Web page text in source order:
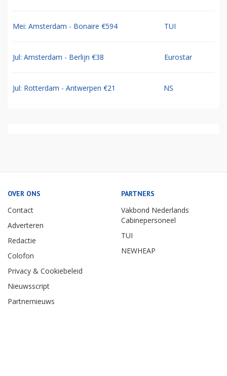
Mei: Amsterdam - Bonaire €594 TUI
Jul: Amsterdam - Berlijn €38 Eurostar
Jul: Rotterdam - Antwerpen €21 NS
OVER ONS
Contact
Adverteren
Redactie
Colofon
Privacy & Cookiebeleid
Nieuwsscript
Partnernieuws
PARTNERS
Vakbond Nederlands
Cabinepersoneel
TUI
NEWHEAP